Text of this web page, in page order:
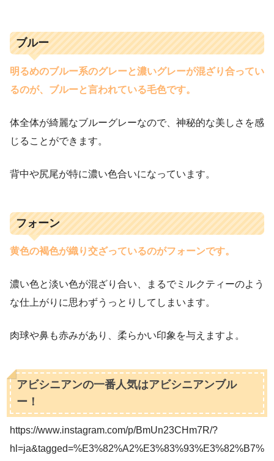
ブルー
明るめのブルー系のグレーと濃いグレーが混ざり合ってい
るのが、ブルーと言われている毛色です。
体全体が綺麗なブルーグレーなので、神秘的な美しさを感
じることができます。
背中や尻尾が特に濃い色合いになっています。
フォーン
黄色の褐色が織り交ざっているのがフォーンです。
濃い色と淡い色が混ざり合い、まるでミルクティーのよう
な仕上がりに思わずうっとりしてしまいます。
肉球や鼻も赤みがあり、柔らかい印象を与えますよ。
アビシニアンの一番人気はアビシニアンブル
ー！
https://www.instagram.com/p/BmUn23CHm7R/?
hl=ja&tagged=%E3%82%A2%E3%83%93%E3%82%B7%